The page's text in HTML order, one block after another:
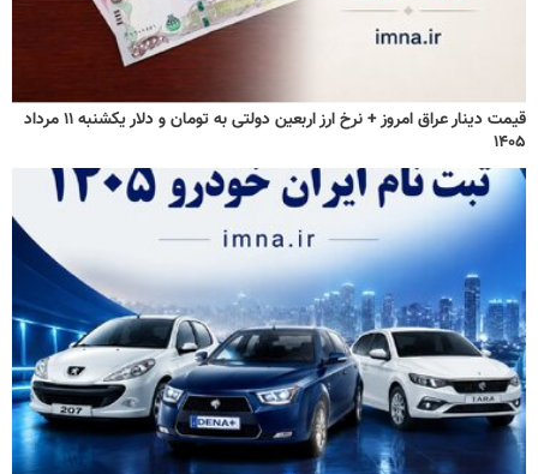
قیمت دینار عراق امروز + نرخ ارز اربعین دولتی به تومان و دلار یکشنبه ۱۱ مرداد
۱۴۰۵